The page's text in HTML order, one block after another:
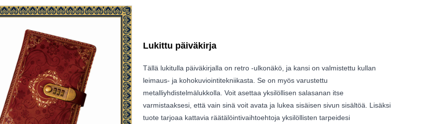
Lukittu päiväkirja
Tällä lukitulla päiväkirjalla on retro -ulkonäkö, ja kansi on valmistettu kullan
leimaus- ja kohokuviointitekniikasta. Se on myös varustettu
metalliyhdistelmälukkolla. Voit asettaa yksilöllisen salasanan itse
varmistaaksesi, että vain sinä voit avata ja lukea sisäisen sivun sisältöä. Lisäksi
tuote tarjoaa kattavia räätälöintivaihtoehtoja yksilöllisten tarpeidesi